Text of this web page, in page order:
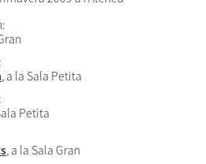
, a la Sala Petita
Petita
, a la Sala Gran